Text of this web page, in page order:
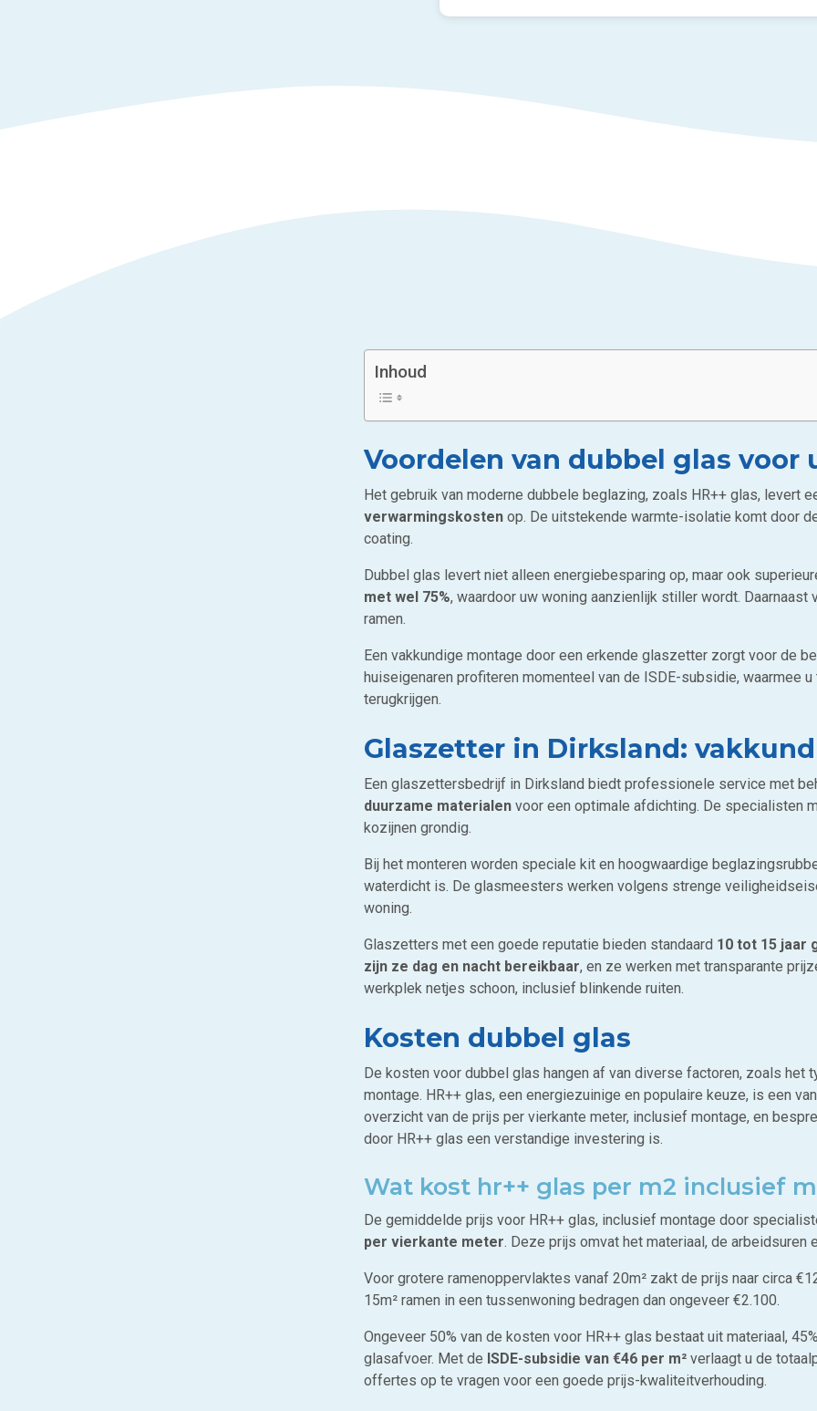
Inhoud
Voordelen van dubbel glas voor
Het gebruik van moderne dubbele beglazing, zoals HR++ glas, levert
verwarmingskosten op. De uitstekende warmte-isolatie komt door
coating.
Dubbel glas levert niet alleen energiebesparing op, maar ook
met wel 75%, waardoor uw woning aanzienlijk stiller wordt.
ramen.
Een vakkundige montage door een erkende glaszetter zorgt voor de
huiseigenaren profiteren momenteel van de ISDE-subsidie, waarmee
terugkrijgen.
Glaszetter in Dirksland:
Een glaszettersbedrijf in Dirksland biedt professionele service met
duurzame materialen voor een optimale afdichting. De specialisten
kozijnen grondig.
Bij het monteren worden speciale kit en hoogwaardige
waterdicht is. De glasmeesters werken volgens strenge
woning.
Glaszetters met een goede reputatie bieden standaard 10 tot 15 jaar
zijn ze dag en nacht bereikbaar, en ze werken met transparante
werkplek netjes schoon, inclusief blinkende ruiten.
Kosten dubbel glas
De kosten voor dubbel glas hangen af van diverse factoren, zoals het
montage. HR++ glas, een energiezuinige en populaire keuze, is een
overzicht van de prijs per vierkante meter, inclusief montage, en
door HR++ glas een verstandige investering is.
Wat kost hr++ glas per m2 inclusief
De gemiddelde prijs voor HR++ glas, inclusief montage door
per vierkante meter. Deze prijs omvat het materiaal, de arbeidsuren
Voor grotere ramenoppervlaktes vanaf 20m² zakt de prijs naar circa
15m² ramen in een tussenwoning bedragen dan ongeveer €2.100.
Ongeveer 50% van de kosten voor HR++ glas bestaat uit materiaal,
glasafvoer. Met de ISDE-subsidie van €46 per m² verlaagt u de
offertes op te vragen voor een goede prijs-kwaliteitverhouding.